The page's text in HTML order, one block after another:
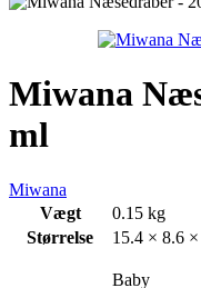
Miwana
ml
Miwana
Vægt
0.15 kg
Størrelse
15.4 × 8.6
Baby